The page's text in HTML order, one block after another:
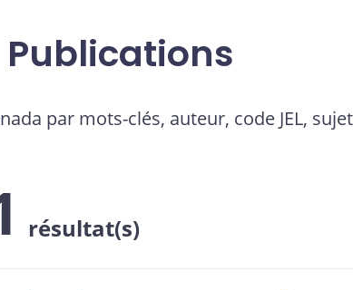
par mots-clés, auteur, code JEL,
résultat(s)